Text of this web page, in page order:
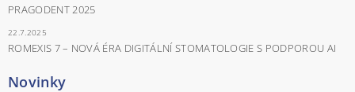
PRAGODENT 2025
22.7.2025
ROMEXIS 7 – NOVÁ ÉRA DIGITÁLNÍ STOMATOLOGIE S PODPOROU AI
Novinky